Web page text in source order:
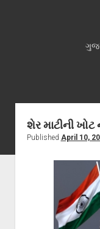
શેર માટીની ખોટ
Published April 10,